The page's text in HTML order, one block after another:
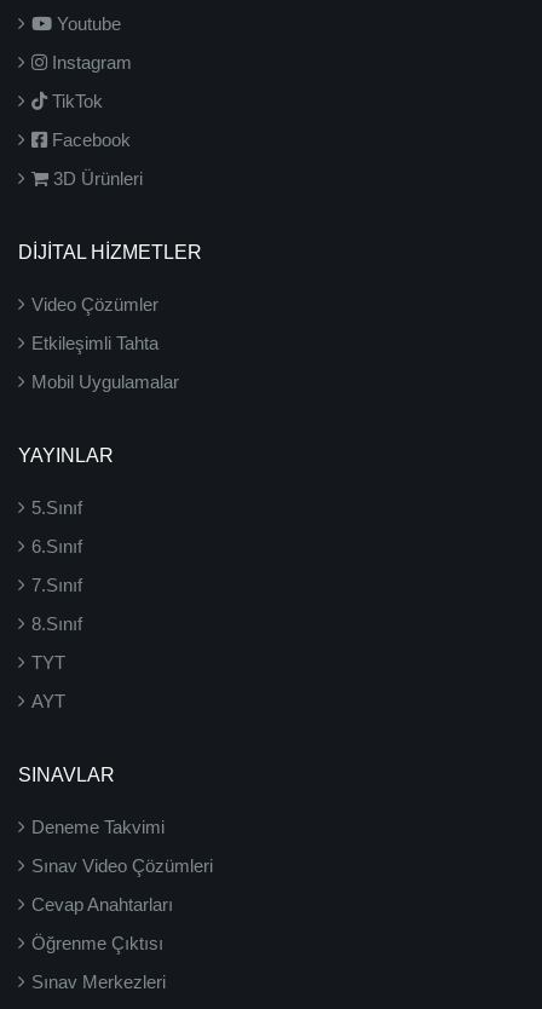
Youtube
Instagram
TikTok
Facebook
3D Ürünleri
DİJİTAL HİZMETLER
Video Çözümler
Etkileşimli Tahta
Mobil Uygulamalar
YAYINLAR
5.Sınıf
6.Sınıf
7.Sınıf
8.Sınıf
TYT
AYT
SINAVLAR
Deneme Takvimi
Sınav Video Çözümleri
Cevap Anahtarları
Öğrenme Çıktısı
Sınav Merkezleri